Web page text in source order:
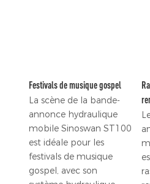
Festivals de musique gospel
La scène de la bande-
annonce hydraulique
mobile Sinoswan ST100
est idéale pour les
festivals de musique
gospel, avec son